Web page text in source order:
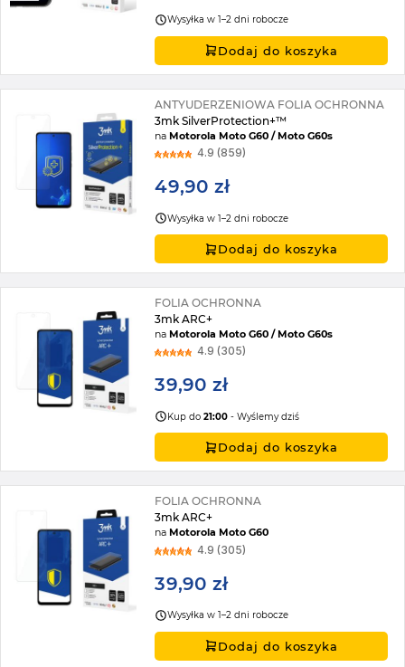
Wysyłka w 1–2 dni robocze
Dodaj do koszyka
ANTYUDERZENIOWA FOLIA OCHRONNA
3mk SilverProtection+™
naMotorola Moto G60 / Moto G60s
4.9 (859)
49,90 zł
Wysyłka w 1–2 dni robocze
Dodaj do koszyka
FOLIA OCHRONNA
3mk ARC+
naMotorola Moto G60 / Moto G60s
4.9 (305)
39,90 zł
Kup do21:00 - Wyślemy dziś
Dodaj do koszyka
FOLIA OCHRONNA
3mk ARC+
naMotorola Moto G60
4.9 (305)
39,90 zł
Wysyłka w 1–2 dni robocze
Dodaj do koszyka